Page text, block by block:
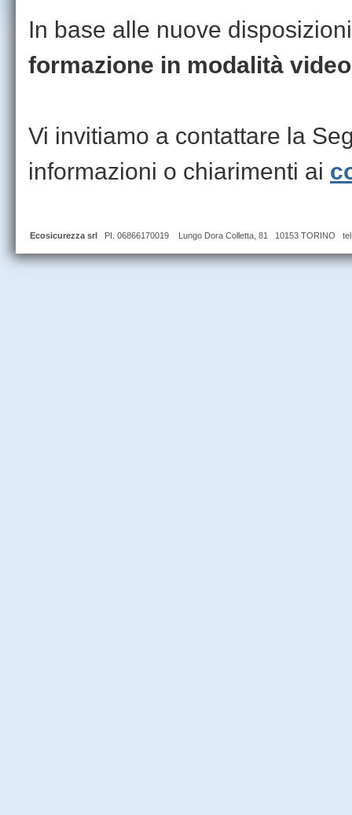
In base alle nuove
formazione in modalità
Vi invitiamo a contattare la
informazioni o chiarimenti ai
Ecosicurezza srl PI. 06866170019 Lungo Dora Colletta, 81 10153 TORINO